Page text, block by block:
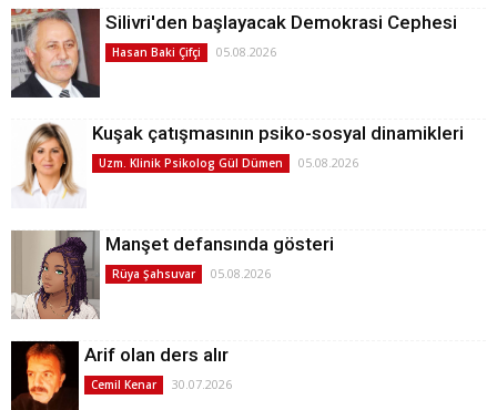
Silivri'den başlayacak Demokrasi Cephesi
Hasan Baki Çifçi 05.08.2026
Kuşak çatışmasının psiko-sosyal dinamikleri
Uzm. Klinik Psikolog Gül Dümen 05.08.2026
Manşet defansında gösteri
Rüya Şahsuvar 05.08.2026
Arif olan ders alır
Cemil Kenar 30.07.2026